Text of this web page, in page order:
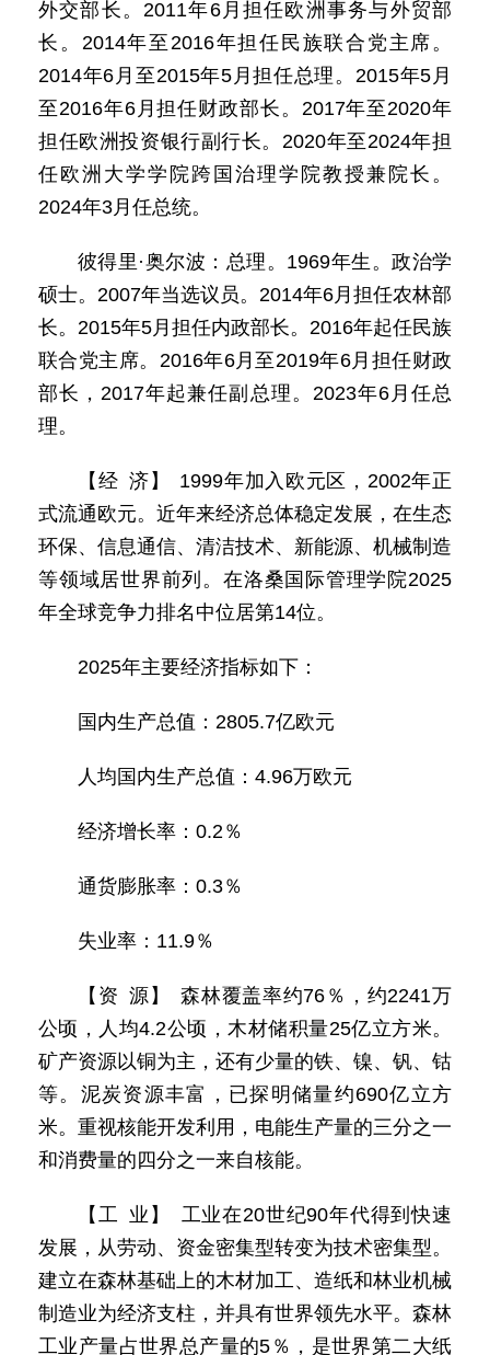
外交部长。2011年6月担任欧洲事务与外贸部
长。2014年至2016年担任民族联合党主席。
2014年6月至2015年5月担任总理。2015年5月
至2016年6月担任财政部长。2017年至2020年
担任欧洲投资银行副行长。2020年至2024年担
任欧洲大学学院跨国治理学院教授兼院长。
2024年3月任总统。
彼得里·奥尔波：总理。1969年生。政治学
硕士。2007年当选议员。2014年6月担任农林部
长。2015年5月担任内政部长。2016年起任民族
联合党主席。2016年6月至2019年6月担任财政
部长，2017年起兼任副总理。2023年6月任总
理。
【经 济】 1999年加入欧元区，2002年正
式流通欧元。近年来经济总体稳定发展，在生态
环保、信息通信、清洁技术、新能源、机械制造
等领域居世界前列。在洛桑国际管理学院2025
年全球竞争力排名中位居第14位。
2025年主要经济指标如下：
国内生产总值：2805.7亿欧元
人均国内生产总值：4.96万欧元
经济增长率：0.2％
通货膨胀率：0.3％
失业率：11.9％
【资 源】 森林覆盖率约76％，约2241万
公顷，人均4.2公顷，木材储积量25亿立方米。
矿产资源以铜为主，还有少量的铁、镍、钒、钴
等。泥炭资源丰富，已探明储量约690亿立方
米。重视核能开发利用，电能生产量的三分之一
和消费量的四分之一来自核能。
【工 业】 工业在20世纪90年代得到快速
发展，从劳动、资金密集型转变为技术密集型。
建立在森林基础上的木材加工、造纸和林业机械
制造业为经济支柱，并具有世界领先水平。森林
工业产量占世界总产量的5％，是世界第二大纸